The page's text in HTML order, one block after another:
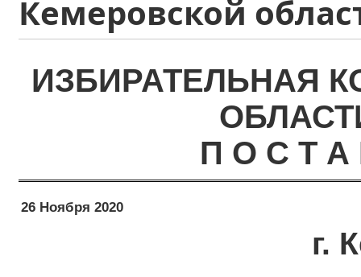
Кемеровской
ИЗБИРАТЕЛЬНАЯ
П О С Т А
26 Ноября 2020
г.